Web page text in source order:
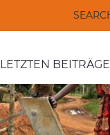
LETZTEN BEITRÄGE